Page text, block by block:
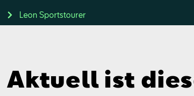
Leon Sportstourer
Aktuell ist